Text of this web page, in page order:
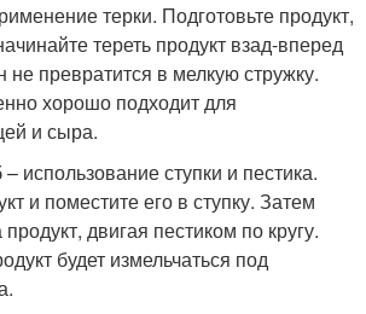
терки. Подготовьте продукт,
тереть продукт взад-вперед
не превратится в мелкую стружку.
хорошо подходит для
и сыра.
использование ступки и пестика.
и поместите его в ступку. Затем
двигая пестиком по кругу.
будет измельчаться под